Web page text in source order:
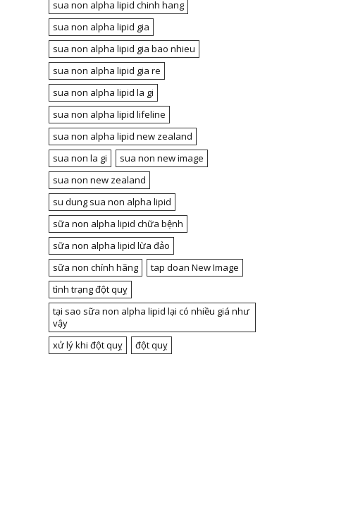
sua non alpha lipid chinh hang
sua non alpha lipid gia
sua non alpha lipid gia bao nhieu
sua non alpha lipid gia re
sua non alpha lipid la gi
sua non alpha lipid lifeline
sua non alpha lipid new zealand
sua non la gi
sua non new image
sua non new zealand
su dung sua non alpha lipid
sữa non alpha lipid chữa bệnh
sữa non alpha lipid lừa đảo
sữa non chính hãng
tap doan New Image
tình trạng đột quỵ
tại sao sữa non alpha lipid lại có nhiều giá như
vậy
xử lý khi đột quỵ
đột quỵ